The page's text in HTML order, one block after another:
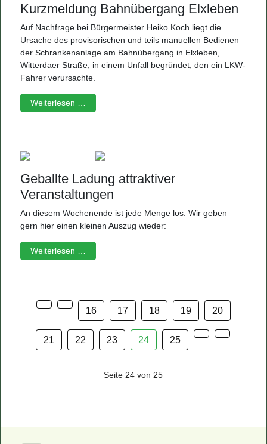
Kurzmeldung Bahnübergang Elxleben
Auf Nachfrage bei Bürgermeister Heiko Koch liegt die
Ursache des provisorischen und teils manuellen Bedienen
der Schrankenanlage am Bahnübergang in Elxleben,
Witterdaer Straße, in einem Unfall begründet, den ein LKW-
Fahrer verursachte.
Weiterlesen …
Geballte Ladung attraktiver
Veranstaltungen
An diesem Wochenende ist jede Menge los. Wir geben
gern hier einen kleinen Auszug wieder:
Weiterlesen …
16 17 18 19 20
21 22 23 24 25
Seite 24 von 25